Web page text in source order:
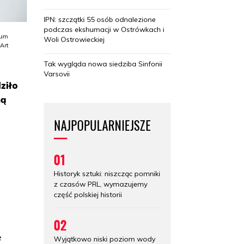
IPN: szczątki 55 osób odnalezione
podczas ekshumacji w Ostrówkach i
Woli Ostrowieckiej
Tak wygląda nowa siedziba Sinfonii
Varsovii
NAJPOPULARNIEJSZE
01
Historyk sztuki: niszcząc pomniki
z czasów PRL, wymazujemy
część polskiej historii
02
Wyjątkowo niski poziom wody